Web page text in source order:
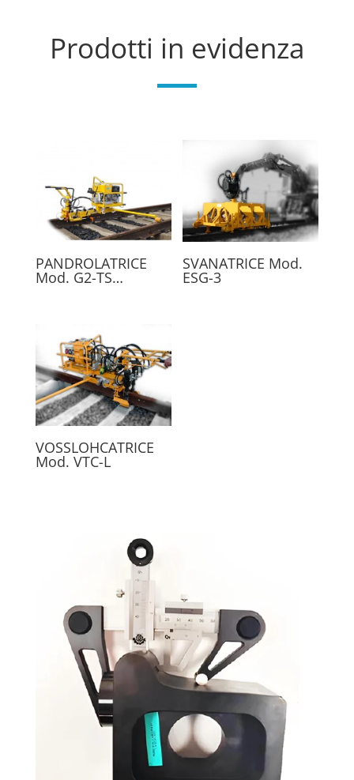
Prodotti in evidenza
PANDROLATRICE
Mod. G2-TS…
SVANATRICE Mod.
ESG-3
VOSSLOHCATRICE
Mod. VTC-L